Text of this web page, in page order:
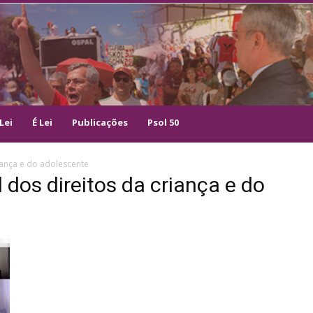
É Lei Publicações Psol 50
e do adolescente
direitos da criança e do